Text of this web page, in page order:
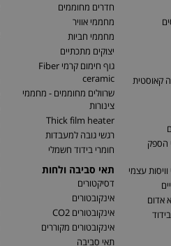
קאוסטית
הספק
עצמי
אדום
חדרים מחוממים
מחממי אוויר
מחממי חביות
יצוקים מתכתיים
גוף חימום קרמי Fiber
ceramic
שרוולים מחוממים - מחממי
צינורות
Thick film heater
רגשי גובה למעבדות
חומרי בידוד חשמלי
תאי סביבה ולחות
דסיקטורים
אינקובטורים
אינקובטורים CO2
אינקובטורים מקוררים
תאי סביבה